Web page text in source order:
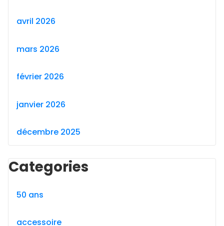
avril 2026
mars 2026
février 2026
janvier 2026
décembre 2025
Categories
50 ans
accessoire